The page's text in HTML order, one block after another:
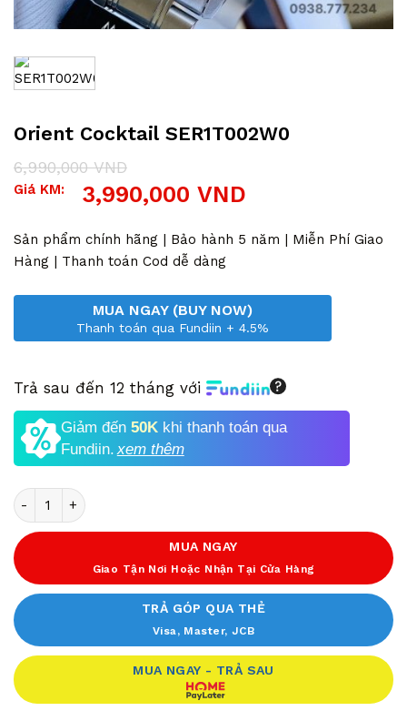
Orient Cocktail SER1T002W0
6,990,000VND
Giá
6,990,000 VND.
3,990,000 VND
Giá
là:
3,990,000 VND.
Giá KM:
Sản phẩm chính hãng | Bảo hành 5 năm | Miễn Phí Giao
Hàng | Thanh toán Cod dễ dàng
MUA NGAY (BUY NOW)
Thanh toán qua Fundiin + 4.5%
Trả sau đến 12 tháng với
Giảm đến 50K khi thanh toán qua
Fundiin. xem thêm
Số lượng
MUA NGAY
Giao Tận Nơi Hoặc Nhận Tại Cửa Hàng
TRẢ GÓP QUA THẺ
Visa, Master, JCB
MUA NGAY - TRẢ SAU